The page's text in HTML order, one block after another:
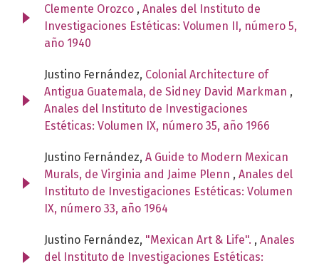
Clemente Orozco , Anales del Instituto de
Investigaciones Estéticas: Volumen II, número 5,
año 1940
Justino Fernández, Colonial Architecture of
Antigua Guatemala, de Sidney David Markman ,
Anales del Instituto de Investigaciones
Estéticas: Volumen IX, número 35, año 1966
Justino Fernández, A Guide to Modern Mexican
Murals, de Virginia and Jaime Plenn , Anales del
Instituto de Investigaciones Estéticas: Volumen
IX, número 33, año 1964
Justino Fernández, "Mexican Art & Life". , Anales
del Instituto de Investigaciones Estéticas: